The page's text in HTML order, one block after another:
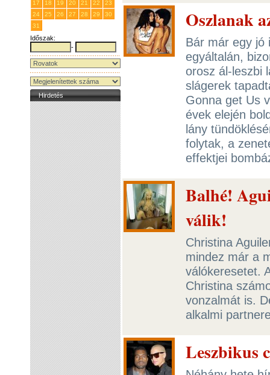
17
18 19 20 21 22
23
24
25 26 27 28 29
30
31
Időszak:
-
Hirdetés
Oszlanak
Bár már egy jó
egyáltalán,
orosz ál-leszbi
slágerek
Gonna get Us
évek elején
lány
folytak, a
effektjei
Balhé!
válik!
Christina
mindez már a
válókeresetet.
Christina
vonzalmát is.
alkalmi
Leszbikus